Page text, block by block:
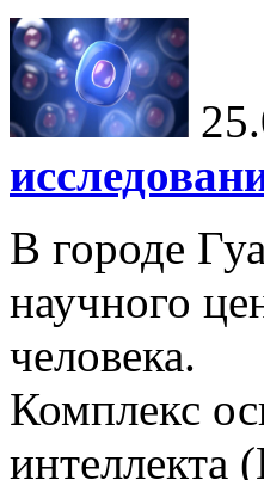
В городе
научного
человека.
Комплекс
интеллекта